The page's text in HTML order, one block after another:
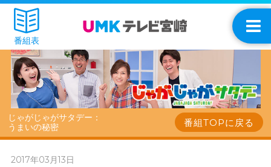
番組表
じゃがじゃがサタデー：
うまいの秘密
番組TOPに戻る
2017年03月13日